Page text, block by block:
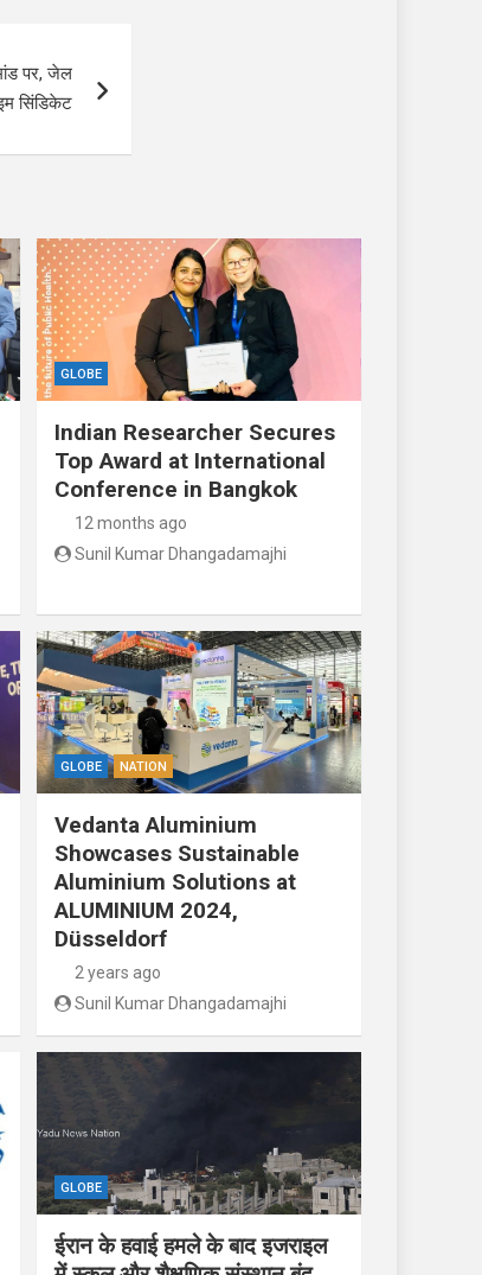
पर, जेल
सिंडिकेट
GLOBE
Indian Researcher Secures
Top Award at International
Conference in Bangkok
12 months ago
Sunil Kumar Dhangadamajhi
GLOBE NATION
Vedanta Aluminium
Showcases Sustainable
Aluminium Solutions at
ALUMINIUM 2024,
Düsseldorf
2 years ago
Sunil Kumar Dhangadamajhi
GLOBE
ईरान के हवाई हमले के बाद इजराइल